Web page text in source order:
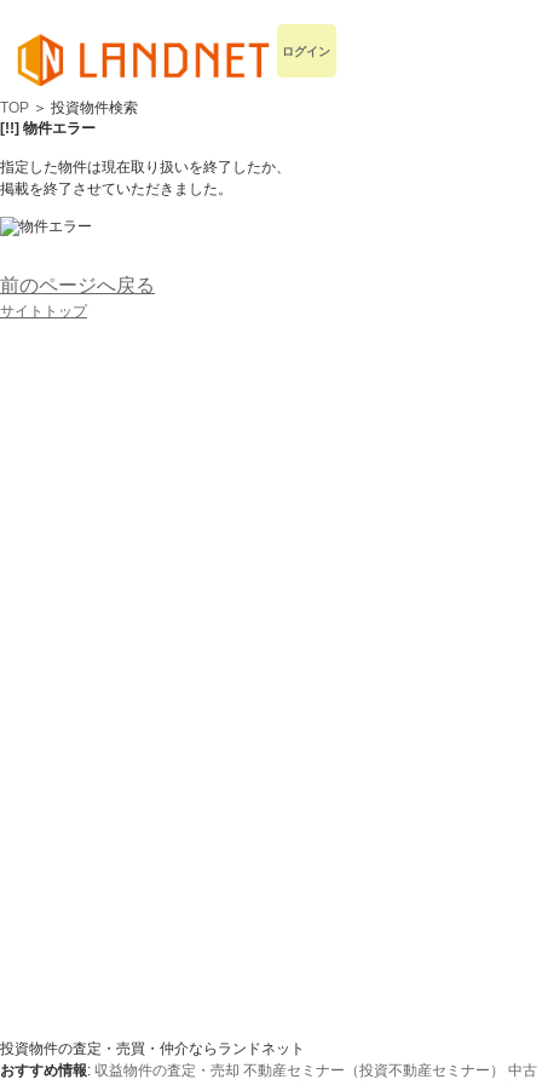
ログイン
TOP ＞ 投資物件検索
[!!] 物件エラー
指定した物件は現在取り扱いを終了したか、
掲載を終了させていただきました。
前のページへ戻る
サイトトップ
投資物件の査定・売買・仲介ならランドネット
おすすめ情報: 収益物件の査定・売却 不動産セミナー（投資不動産セミナー）
中古